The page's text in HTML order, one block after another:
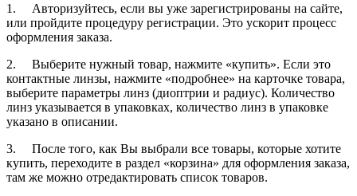
1. Авторизуйтесь, если вы уже зарегистрированы на сайте,
или пройдите процедуру регистрации. Это ускорит процесс
оформления заказа.
2. Выберите нужный товар, нажмите «купить». Если это
контактные линзы, нажмите «подробнее» на карточке товара,
выберите параметры линз (диоптрии и радиус). Количество
линз указывается в упаковках, количество линз в упаковке
указано в описании.
3. После того, как Вы выбрали все товары, которые хотите
купить, переходите в раздел «корзина» для оформления заказа,
там же можно отредактировать список товаров.